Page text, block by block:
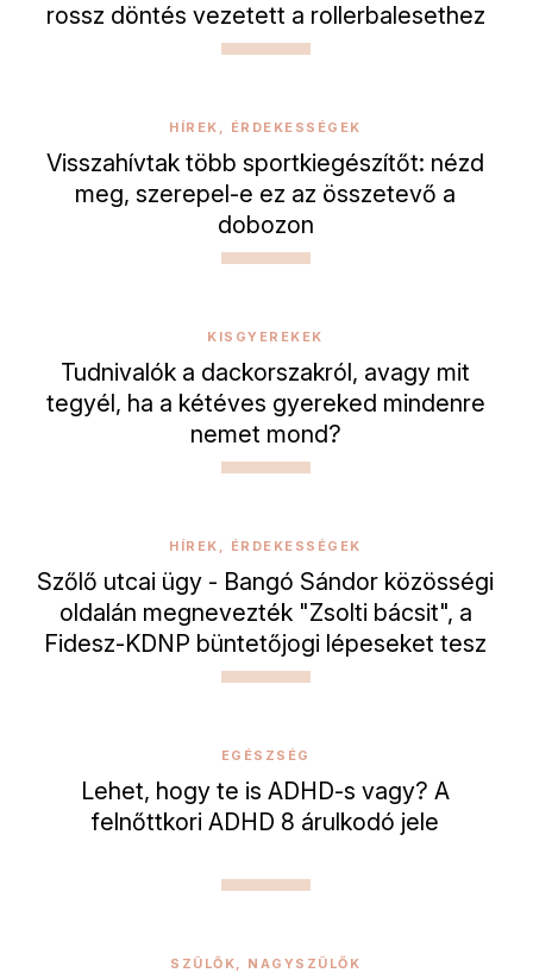
rossz döntés vezetett a rollerbalesethez
HÍREK, ÉRDEKESSÉGEK
Visszahívtak több sportkiegészítőt: nézd
meg, szerepel-e ez az összetevő a
dobozon
KISGYEREKEK
Tudnivalók a dackorszakról, avagy mit
tegyél, ha a kétéves gyereked mindenre
nemet mond?
HÍREK, ÉRDEKESSÉGEK
Szőlő utcai ügy - Bangó Sándor közösségi
oldalán megnevezték "Zsolti bácsit", a
Fidesz-KDNP büntetőjogi lépeseket tesz
EGÉSZSÉG
Lehet, hogy te is ADHD-s vagy? A
felnőttkori ADHD 8 árulkodó jele
SZÜLŐK, NAGYSZÜLŐK